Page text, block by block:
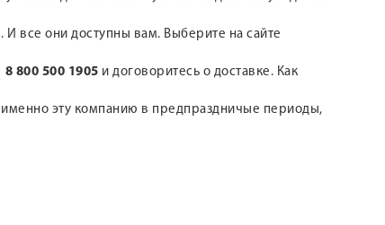
И все они доступны вам. Выберите на сайте
8 800 500 1905 и договоритесь о доставке. Как
эту компанию в предпраздничые периоды,